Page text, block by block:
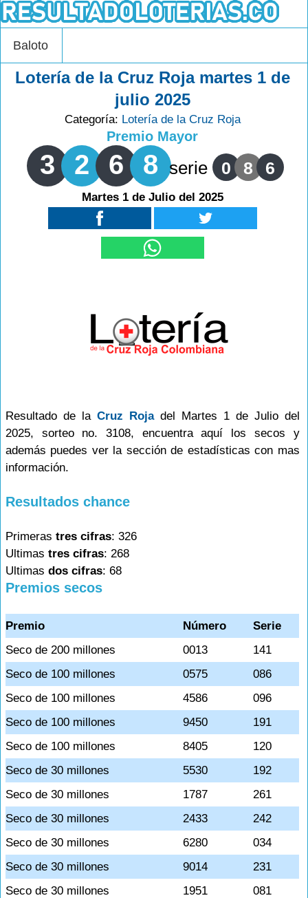
Baloto
Lotería de la Cruz Roja martes 1 de
julio 2025
Categoría: Lotería de la Cruz Roja
Premio Mayor
3 2 6 8 serie 0 8 6
Martes 1 de Julio del 2025
Resultado de la Cruz Rojadel Martes 1 de Julio del
2025, sorteo no. 3108, encuentra aquí los secos y
además puedes ver la sección de estadísticas con mas
información.
Resultados chance
Primeras tres cifras: 326
Ultimas tres cifras: 268
Ultimas dos cifras: 68
Premios secos
Premio Número
Serie
Seco de 200 millones
0013
141
Seco de 100 millones
0575
086
Seco de 100 millones
4586
096
Seco de 100 millones
9450
191
Seco de 100 millones
8405
120
Seco de 30 millones
5530
192
Seco de 30 millones
1787
261
Seco de 30 millones
2433
242
Seco de 30 millones
6280
034
Seco de 30 millones
9014
231
Seco de 30 millones
1951
081